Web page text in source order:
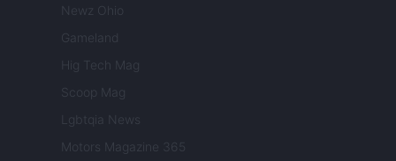
Newz Ohio
Gameland
Hig Tech Mag
Scoop Mag
Lgbtqia News
Motors Magazine 365